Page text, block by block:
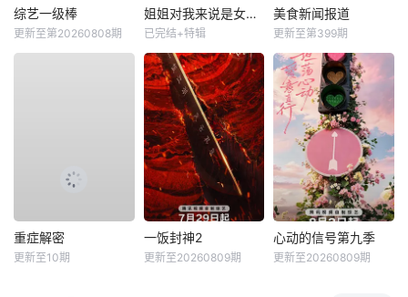
综艺一级棒
更新至第20260808期
姐姐对我来说是女人2
已完结+特辑
美食新闻报道
更新至第399期
重症解密
更新至10期
一饭封神2
更新至20260809期
心动的信号第九季
更新至20260809期